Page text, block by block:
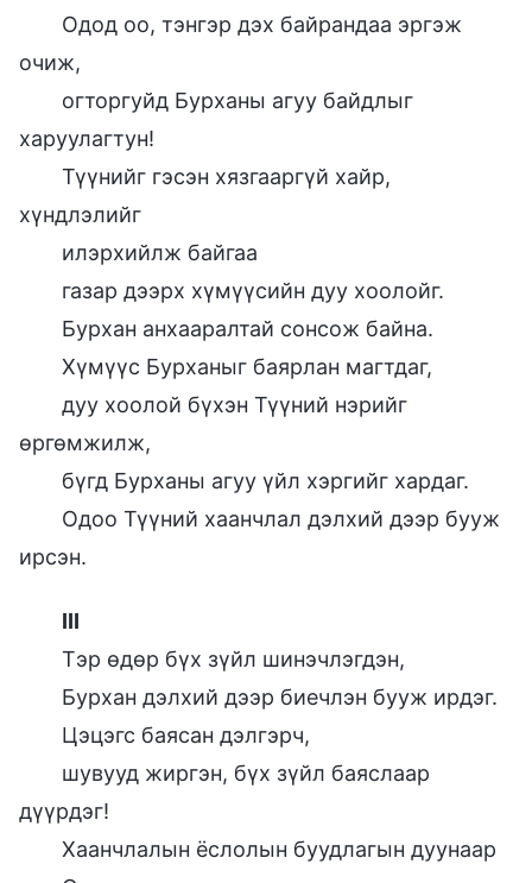
Одод оо, тэнгэр дэх байрандаа эргэж
очиж,
огторгуйд Бурханы агуу байдлыг
харуулагтун!
Түүнийг гэсэн хязгааргүй хайр,
хүндлэлийг
илэрхийлж байгаа
газар дээрх хүмүүсийн дуу хоолойг.
Бурхан анхааралтай сонсож байна.
Хүмүүс Бурханыг баярлан магтдаг,
дуу хоолой бүхэн Түүний нэрийг
өргөмжилж,
бүгд Бурханы агуу үйл хэргийг хардаг.
Одоо Түүний хаанчлал дэлхий дээр бууж
ирсэн.
III
Тэр өдөр бүх зүйл шинэчлэгдэн,
Бурхан дэлхий дээр биечлэн бууж ирдэг.
Цэцэгс баясан дэлгэрч,
шувууд жиргэн, бүх зүйл баяслаар
дүүрдэг!
Хаанчлалын ёслолын буудлагын дуунаар